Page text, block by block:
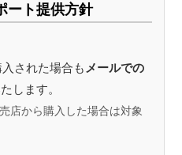
ート提供方針
された場合もメールでの
します。
店から購入した場合は対象